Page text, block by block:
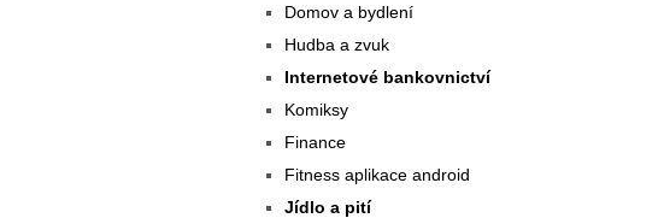
Domov a bydlení
Hudba a zvuk
Internetové bankovnictví
Komiksy
Finance
Fitness aplikace android
Jídlo a pití